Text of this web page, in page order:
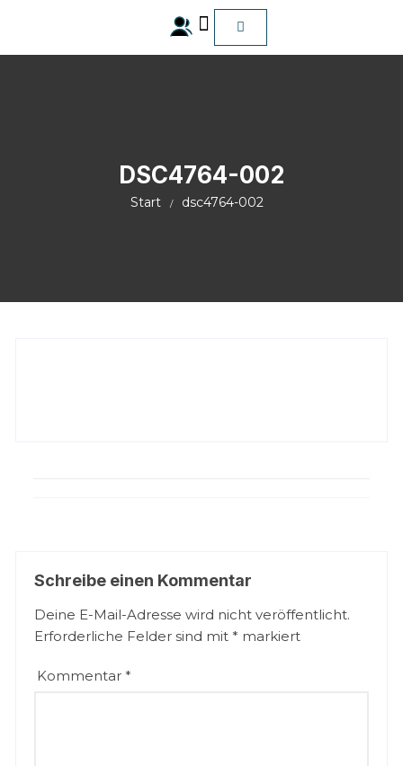
DSC4764-002
Start dsc4764-002
Schreibe einen Kommentar
Deine E-Mail-Adresse wird nicht veröffentlicht.
Erforderliche Felder sind mit* markiert
Kommentar*